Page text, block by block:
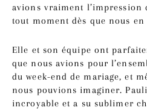
avions vraiment l’impression
tout moment dès que nous
Elle et son équipe ont
que nous avions pour
du week-end de mariage, et
nous pouvions imaginer.
incroyable et a su sublimer